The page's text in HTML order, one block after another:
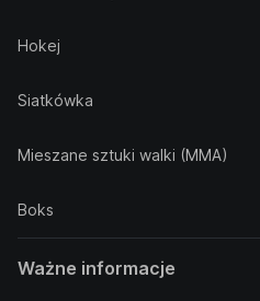
Hokej
Siatkówka
Mieszane sztuki walki (MMA)
Boks
Ważne informacje